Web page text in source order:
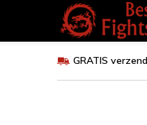
GRATIS